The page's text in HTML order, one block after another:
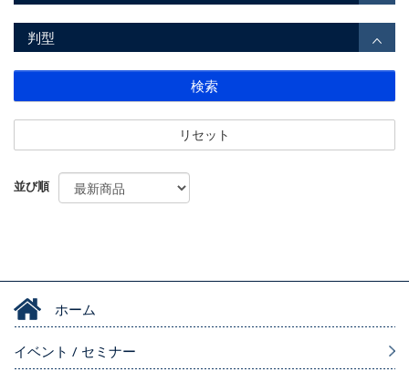
判型
検索
リセット
並び順
ホーム
イベント / セミナー